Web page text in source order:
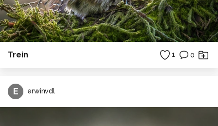
Trein 1 0
E erwinvdl